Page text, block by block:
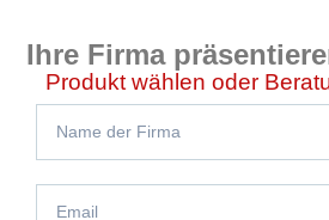
Ihre Firma
Produkt wählen oder